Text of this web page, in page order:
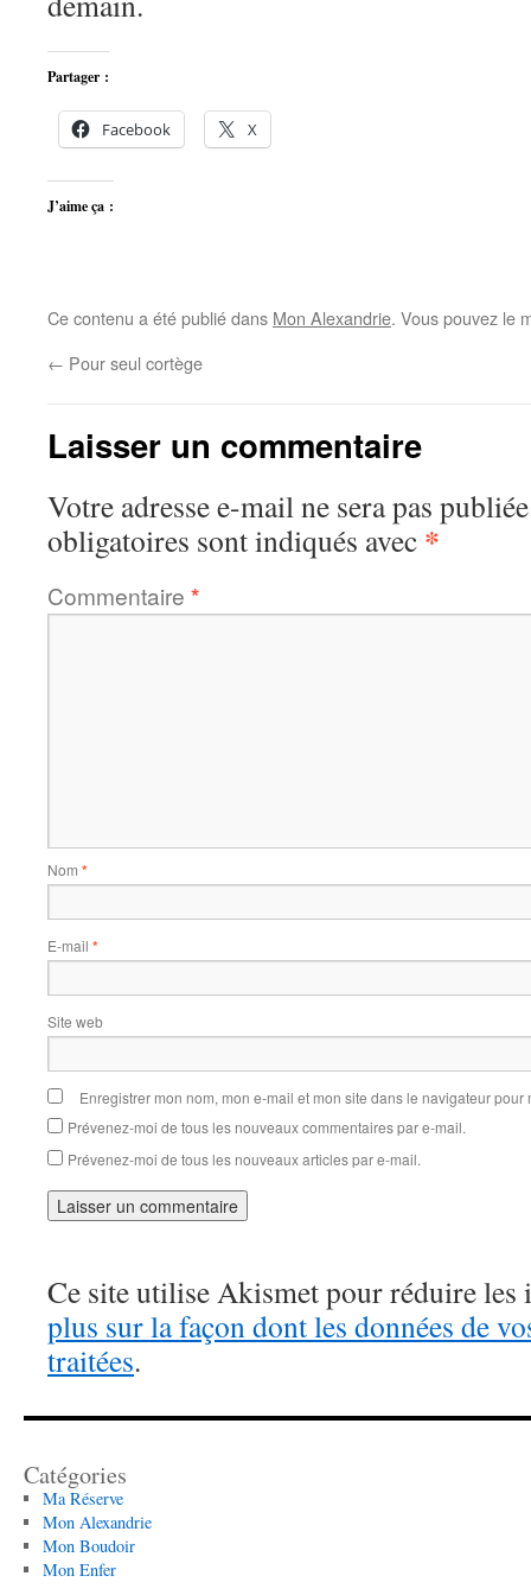
Partager :
Facebook X
J’aime ça :
Ce contenu a été publié dans Mon Alexandrie. Vous pouvez le
← Pour seul cortège
Laisser un commentaire
Votre adresse e-mail ne sera pas
obligatoires sont indiqués avec *
Commentaire *
Nom *
E-mail *
Site web
Enregistrer mon nom, mon e-mail et mon site dans le navigateur
Prévenez-moi de tous les nouveaux commentaires par e-mail.
Prévenez-moi de tous les nouveaux articles par e-mail.
Ce site utilise Akismet pour réduire les
plus sur la façon dont les données de
traitées.
Catégories
Ma Réserve
Mon Alexandrie
Mon Boudoir
Mon Enfer